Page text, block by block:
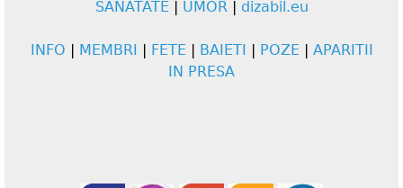
SANATATE
UMOR| dizabil.eu
INFO MEMBRI FETE BAIETI POZE
APARITII
IN PRESA